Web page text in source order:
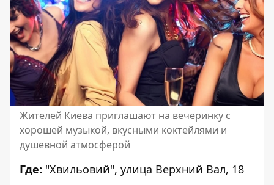
Жителей Киева приглашают на вечеринку с
хорошей музыкой, вкусными коктейлями и
душевной атмосферой
Где: "Хвильовий", улица Верхний Вал, 18